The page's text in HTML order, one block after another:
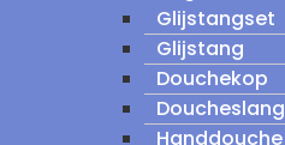
Glijstangset
Glijstang
Douchekop
Doucheslang
Handdouche